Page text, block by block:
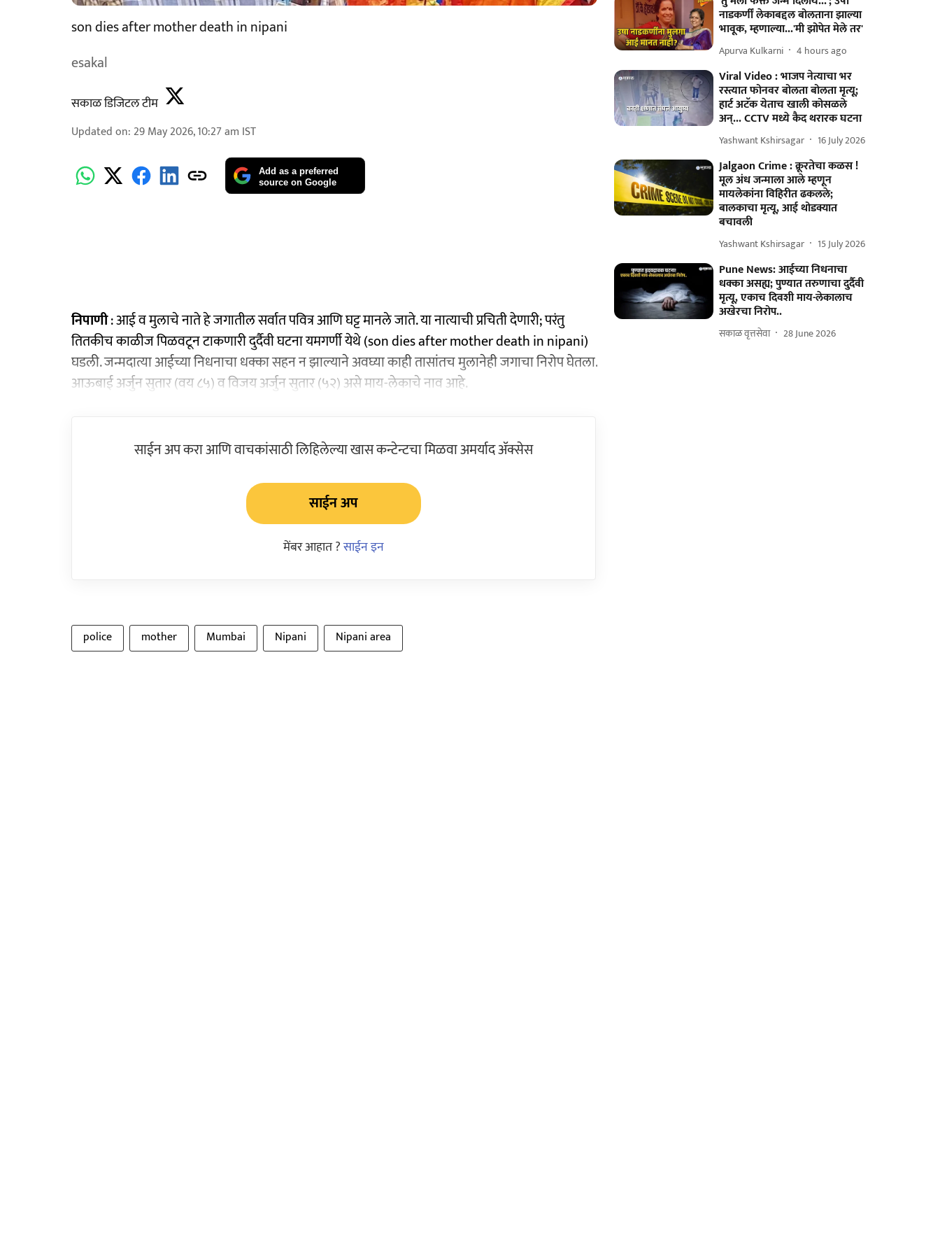
son dies after mother death in nipani
esakal
सकाळ डिजिटल टीम
Updated on: 29 May 2026, 10:27 am IST
Add as a preferred
source on Google
निपाणी: आई व मुलाचे नाते हे जगातील सर्वात पवित्र आणि घट्ट मानले जाते. या नात्याची प्रचिती देणारी; परंतु
तितकीच काळीज पिळवटून टाकणारी दुर्दैवी घटना यमगर्णी येथे (son dies after mother death in nipani)
घडली. जन्मदात्या आईच्या निधनाचा धक्का सहन न झाल्याने अवघ्या काही तासांतच मुलानेही जगाचा निरोप घेतला.
आऊबाई अर्जुन सुतार (वय ८५) व विजय अर्जुन सुतार (५२) असे माय-लेकाचे नाव आहे.
साईन अप करा आणि वाचकांसाठी लिहिलेल्या खास कन्टेन्टचा मिळवा अमर्याद ॲक्सेस
साईन अप
मेंबर आहात ?साईन इन
police mother Mumbai Nipani Nipani area
नाडकर्णीं लेकाबद्दल बोलताना झाल्या
भावूक, म्हणाल्या...'मी झोपेत मेले तर'
Apurva Kulkarni 4 hours ago
Viral Video : भाजप नेत्याचा भर
रस्त्यात फोनवर बोलता बोलता मृत्यू;
हार्ट अटॅक येताच खाली कोसळले
अन्... CCTV मध्ये कैद थरारक घटना
Yashwant Kshirsagar 16 July 2026
Jalgaon Crime : क्रूरतेचा कळस !
मूल अंध जन्माला आले म्हणून
मायलेकांना विहिरीत ढकलले;
बालकाचा मृत्यू, आई थोडक्यात
बचावली
Yashwant Kshirsagar 15 July 2026
Pune News: आईच्या निधनाचा
धक्का असह्य; पुण्यात तरुणाचा दुर्दैवी
मृत्यू, एकाच दिवशी माय-लेकालाच
अखेरचा निरोप..
सकाळ वृत्तसेवा 28 June 2026